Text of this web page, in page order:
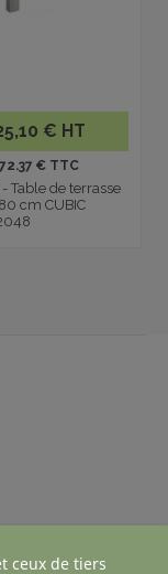
€ HT
€ TTC
Table de terrasse
cm CUBIC
ceux de tiers